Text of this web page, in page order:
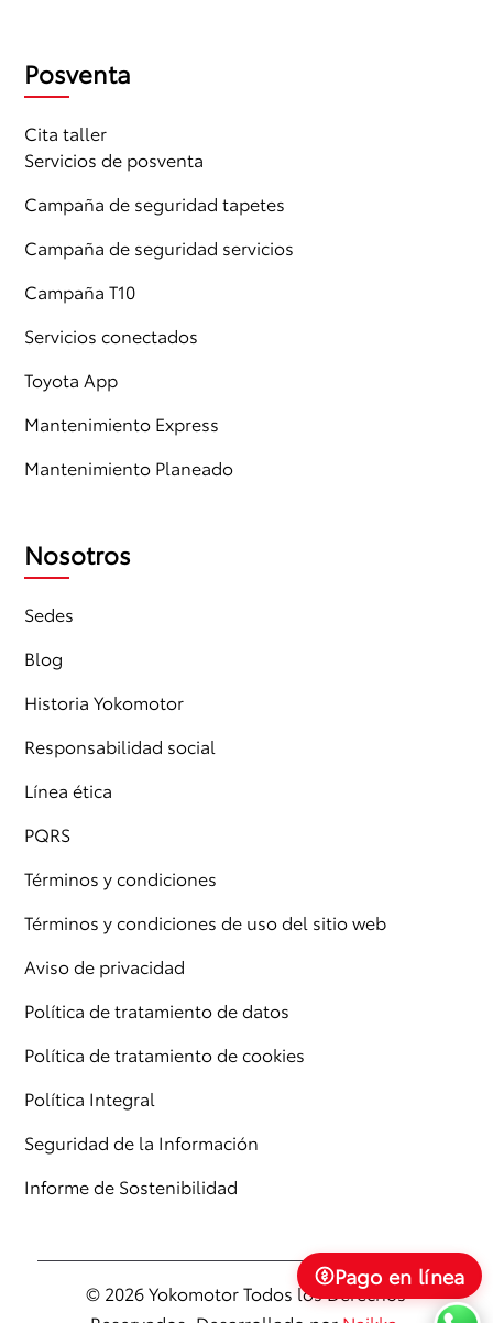
Posventa
Cita taller
Servicios de posventa
Campaña de seguridad tapetes
Campaña de seguridad servicios
Campaña T10
Servicios conectados
Toyota App
Mantenimiento Express
Mantenimiento Planeado
Nosotros
Sedes
Blog
Historia Yokomotor
Responsabilidad social
Línea ética
PQRS
Términos y condiciones
Términos y condiciones de uso del sitio web
Aviso de privacidad
Política de tratamiento de datos
Política de tratamiento de cookies
Política Integral
Seguridad de la Información
Informe de Sostenibilidad
© 2026 Yokomotor Todos los Derechos
Pago en línea